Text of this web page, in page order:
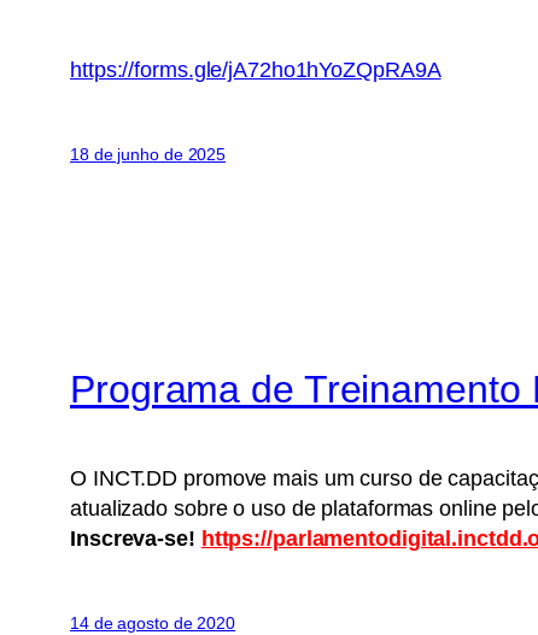
https://forms.gle/jA72ho1hYoZQpRA9A
18 de junho de 2025
Programa de
O INCT.DD promove mais um curso de
atualizado sobre o uso de plataformas online
Inscreva-se! https://
14 de agosto de 2020